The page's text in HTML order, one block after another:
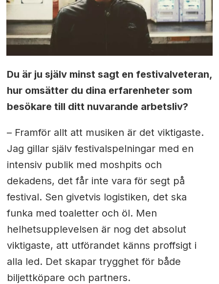
Du är ju själv minst sagt en festivalveteran,
hur omsätter du dina erfarenheter som
besökare till ditt nuvarande arbetsliv?
– Framför allt att musiken är det viktigaste.
Jag gillar själv festivalspelningar med en
intensiv publik med moshpits och
dekadens, det får inte vara för segt på
festival. Sen givetvis logistiken, det ska
funka med toaletter och öl. Men
helhetsupplevelsen är nog det absolut
viktigaste, att utförandet känns proffsigt i
alla led. Det skapar trygghet för både
biljettköpare och partners.